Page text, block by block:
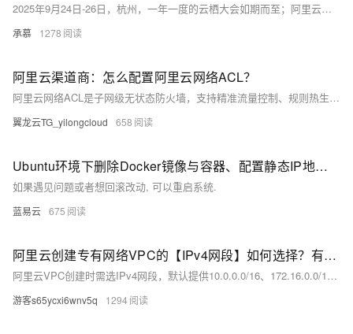
2025年9月24日-26日，杭州，一年一度的云栖大会如期而至；阿里云飞天洛神云网络作为阿里云计算的连接底座，是飞天云操作系统的核心组件，致力于为上云企业提供高可靠、高性能、高弹性、智能的连接服务。本次云栖，云网络产品线也带来全系列产品升级，以及创新技术重磅解读，围绕增强确定性、提效自动化、深耕智能化和敏捷全球化带来技术、产品和服务升级，以及全新的云网络产品生态合作计划发布。
承慕 1278
阿里云渠道商：怎么配置阿里云网络ACL？
阿里云网络ACL是子网级无状态防火墙，支持精准流量控制、规则热生效且免费使用。本文详解5步配置流程，助您实现Web与数据库层的安全隔离，提升云上网络安全。
翼龙云TG_yilongcloud 658
Ubuntu环境下删除Docker镜像与容器、配置静态IP地址教程。
如果遇见问题或者想回滚改动, 可以重启系统.
蓝易云 675
阿里云创建专有网络VPC的【IPv4网段】如何选择？有什么区别？
阿里云VPC创建时需选IPv4网段，默认提供10.0.0.0/16、172.16.0.0/16、192.168.0.0/16，三者无功能差异。若仅单VPC且不连本地数据中心，可任选其一，确保不冲突即可。多VPC或混合云场景需规划避免IP重叠。不支持100.64.0.0/10等特殊网段。建议结合IPAM进行地址管理。
游客s65ycxi6wnv5q 1294